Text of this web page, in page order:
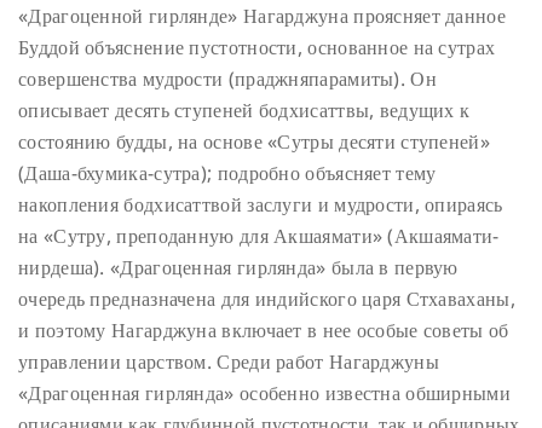
«Драгоценной гирлянде» Нагарджуна проясняет данное
Буддой объяснение пустотности, основанное на сутрах
совершенства мудрости (праджняпарамиты). Он
описывает десять ступеней бодхисаттвы, ведущих к
состоянию будды, на основе «Сутры десяти ступеней»
(Даша-бхумика-сутра); подробно объясняет тему
накопления бодхисаттвой заслуги и мудрости, опираясь
на «Сутру, преподанную для Акшаямати» (Акшаямати-
нирдеша). «Драгоценная гирлянда» была в первую
очередь предназначена для индийского царя Стхаваханы,
и поэтому Нагарджуна включает в нее особые советы об
управлении царством. Среди работ Нагарджуны
«Драгоценная гирлянда» особенно известна обширными